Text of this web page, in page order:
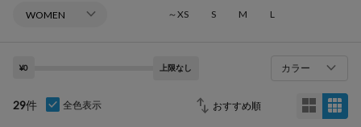
～XS S M L
¥0 上限なし カラー
29件 全色表示